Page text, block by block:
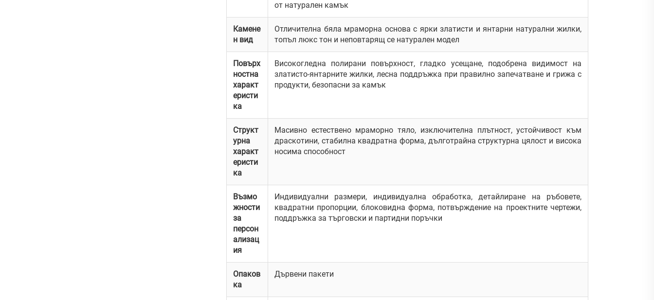
от натурален камък
Камене
н вид
Отличителна бяла мраморна основа с ярки златисти и янтарни натурални жилки,
топъл люкс тон и неповтарящ се натурален модел
Повърх
ностна
характ
еристи
ка
Високогледна полирани повърхност, гладко усещане, подобрена видимост на
златисто-янтарните жилки, лесна поддръжка при правилно запечатване и грижа с
продукти, безопасни за камък
Структ
урна
характ
еристи
ка
Масивно естествено мраморно тяло, изключителна плътност, устойчивост към
драскотини, стабилна квадратна форма, дълготрайна структурна цялост и висока
носима способност
Възмо
жности
за
персон
ализац
ия
Индивидуални размери, индивидуална обработка, детайлиране на ръбовете,
квадратни пропорции, блоковидна форма, потвърждение на проектните чертежи,
поддръжка за търговски и партидни поръчки
Опаков
ка
Дървени пакети